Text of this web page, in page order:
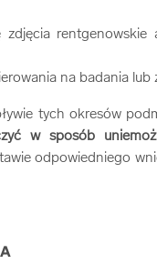
zdjęcia
na badania lub
tych okresów
w sposób
odpowiedniego